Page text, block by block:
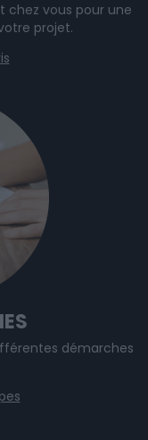
chez vous pour une
projet.
démarches